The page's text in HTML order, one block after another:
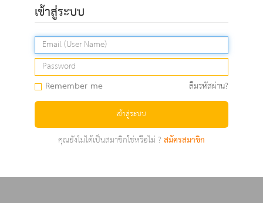
เข้าสู่ระบบ
Remember me ลืมรหัสผ่าน?
เข้าสู่ระบบ
คุณยังไม่ได้เป็นสมาชิกใช่หรือไม่ ?สมัครสมาชิก